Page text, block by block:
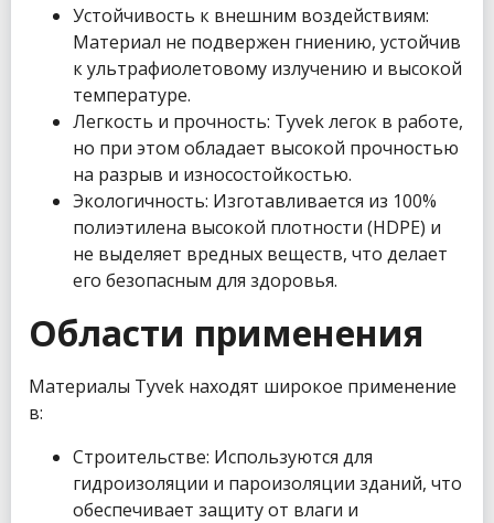
Устойчивость к внешним воздействиям:
Материал не подвержен гниению, устойчив
к ультрафиолетовому излучению и высокой
температуре.
Легкость и прочность: Tyvek легок в работе,
но при этом обладает высокой прочностью
на разрыв и износостойкостью.
Экологичность: Изготавливается из 100%
полиэтилена высокой плотности (HDPE) и
не выделяет вредных веществ, что делает
его безопасным для здоровья.
Области применения
Материалы Tyvek находят широкое применение
в:
Строительстве: Используются для
гидроизоляции и пароизоляции зданий, что
обеспечивает защиту от влаги и